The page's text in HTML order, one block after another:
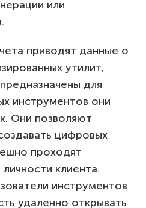
или
приводят данные о
утилит,
для
инструментов они
Они позволяют
цифровых
проходят
клиента.
инструментов
удаленно открывать